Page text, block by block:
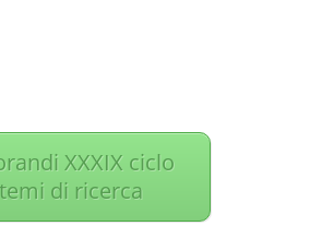
XXXIX ciclo
di ricerca